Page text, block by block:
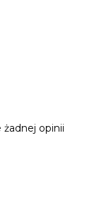
żadnej opinii